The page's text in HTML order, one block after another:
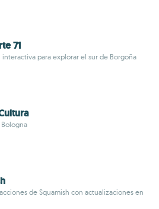
71
para explorar el sur de Borgoña
de Squamish con actualizaciones en